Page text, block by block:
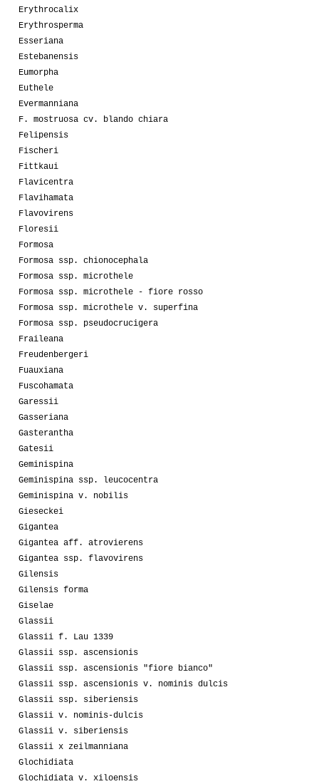
Erythrocalix
Erythrosperma
Esseriana
Estebanensis
Eumorpha
Euthele
Evermanniana
F. mostruosa cv. blando chiara
Felipensis
Fischeri
Fittkaui
Flavicentra
Flavihamata
Flavovirens
Floresii
Formosa
Formosa ssp. chionocephala
Formosa ssp. microthele
Formosa ssp. microthele - fiore rosso
Formosa ssp. microthele v. superfina
Formosa ssp. pseudocrucigera
Fraileana
Freudenbergeri
Fuauxiana
Fuscohamata
Garessii
Gasseriana
Gasterantha
Gatesii
Geminispina
Geminispina ssp. leucocentra
Geminispina v. nobilis
Gieseckei
Gigantea
Gigantea aff. atrovierens
Gigantea ssp. flavovirens
Gilensis
Gilensis forma
Giselae
Glassii
Glassii f. Lau 1339
Glassii ssp. ascensionis
Glassii ssp. ascensionis "fiore bianco"
Glassii ssp. ascensionis v. nominis dulcis
Glassii ssp. siberiensis
Glassii v. nominis-dulcis
Glassii v. siberiensis
Glassii x zeilmanniana
Glochidiata
Glochidiata v. xiloensis